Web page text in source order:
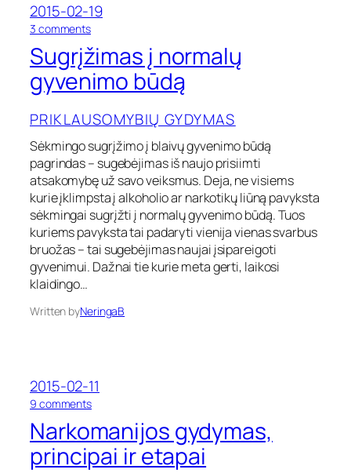
2015-02-19
3 commentso
S
u
g
į
i
m
a
s
į
n
o
r
m
ų
n
i
o
b
ū
Sugrįžimas į normalų
gyvenimo būdą
PRIKLAUSOMYBIŲ GYDYMAS
Sėkmingo sugrįžimo į blaivų gyvenimo būdą
pagrindas – sugebėjimas iš naujo prisiimti
atsakomybę už savo veiksmus. Deja, ne visiems
kurie įklimpsta į alkoholio ar narkotikų liūną pavyksta
sėkmingai sugrįžti į normalų gyvenimo būdą. Tuos
kuriems pavyksta tai padaryti vienija vienas svarbus
bruožas – tai sugebėjimas naujai įsipareigoti
gyvenimui. Dažnai tie kurie meta gerti, laikosi
klaidingo…
Written byNeringaB
2015-02-11
9 commentso
N
a
r
Narkomanijos gydymas,
principai ir etapai